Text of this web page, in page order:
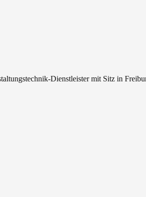
Dienstleister mit Sitz in